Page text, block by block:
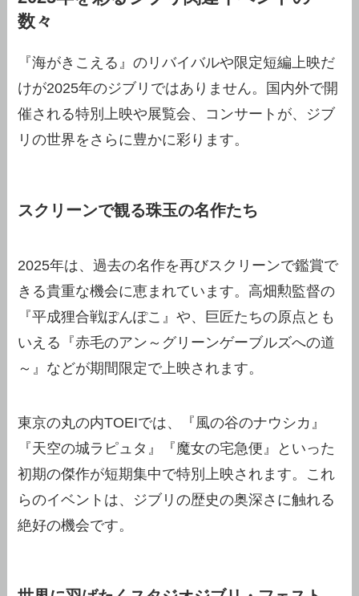
数々
『海がきこえる』のリバイバルや限定短編上映だ
けが2025年のジブリではありません。国内外で開
催される特別上映や展覧会、コンサートが、ジブ
リの世界をさらに豊かに彩ります。
スクリーンで観る珠玉の名作たち
2025年は、過去の名作を再びスクリーンで鑑賞で
きる貴重な機会に恵まれています。高畑勲監督の
『平成狸合戦ぽんぽこ』や、巨匠たちの原点とも
いえる『赤毛のアン～グリーンゲーブルズへの道
～』などが期間限定で上映されます。
東京の丸の内TOEIでは、『風の谷のナウシカ』
『天空の城ラピュタ』『魔女の宅急便』といった
初期の傑作が短期集中で特別上映されます。これ
らのイベントは、ジブリの歴史の奥深さに触れる
絶好の機会です。